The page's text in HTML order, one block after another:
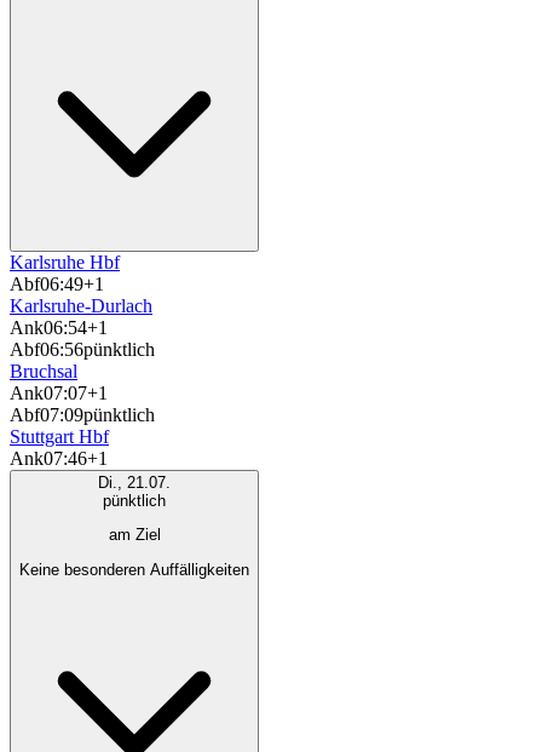
Karlsruhe Hbf
Abf06:49+1
Karlsruhe-Durlach
Ank06:54+1
Abf06:56pünktlich
Bruchsal
Ank07:07+1
Abf07:09pünktlich
Stuttgart Hbf
Ank07:46+1
Di., 21.07.
pünktlich
am Ziel
Keine besonderen Auffälligkeiten